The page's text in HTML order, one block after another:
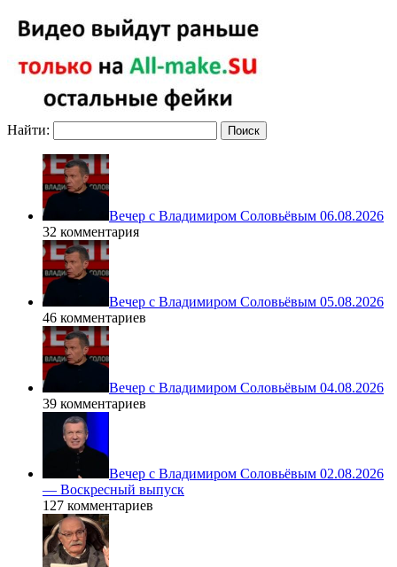
Найти:
Вечер с Владимиром Соловьёвым 06.08.2026
32 комментария
Вечер с Владимиром Соловьёвым 05.08.2026
46 комментариев
Вечер с Владимиром Соловьёвым 04.08.2026
39 комментариев
Вечер с Владимиром Соловьёвым 02.08.2026
— Воскресный выпуск
127 комментариев